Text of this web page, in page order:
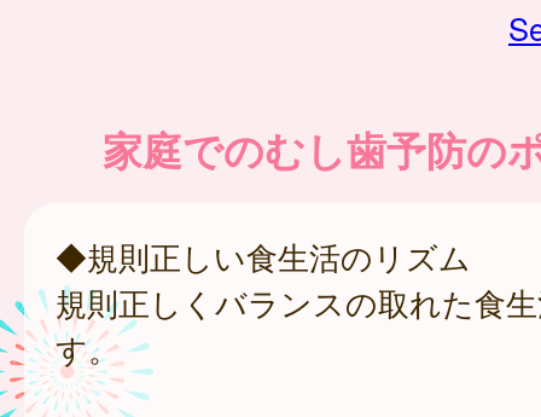
家庭でのむし歯予防の
◆規則正しい食生活のリズム
規則正しくバランスの取れた食
す。